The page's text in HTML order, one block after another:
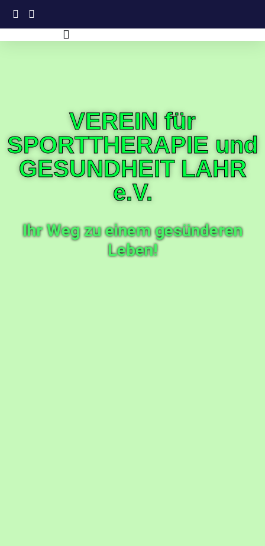
VEREIN für
SPORTTHERAPIE und
GESUNDHEIT LAHR
e.V.
Ihr Weg zu einem gesünderen
Leben!